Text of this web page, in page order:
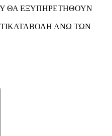
ΘΑ ΕΞΥΠΗΡΕΤΗΘΟΥΝ
ΑΝΩ ΤΩΝ